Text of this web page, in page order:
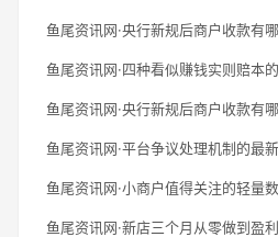
鱼尾资讯网·央行新规后商户收款有
鱼尾资讯网·四种看似赚钱实则赔本
鱼尾资讯网·央行新规后商户收款有
鱼尾资讯网·平台争议处理机制的最
鱼尾资讯网·小商户值得关注的轻量
鱼尾资讯网·新店三个月从零做到盈